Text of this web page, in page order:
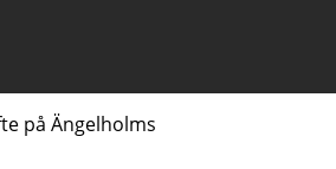
på Ängelholms